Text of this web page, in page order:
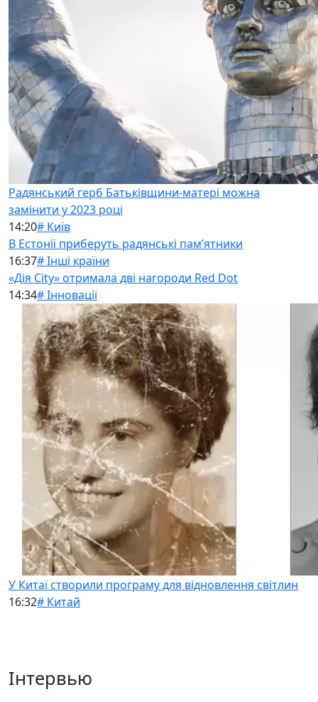
Радянський герб Батьківщини-матері можна
замінити у 2023 році
14:20# Київ
В Естонії приберуть радянські памʼятники
16:37# Інші країни
«Дія City» отримала дві нагороди Red Dot
14:34# Інновації
У Китаї створили програму для відновлення світлин
16:32# Китай
Інтервью